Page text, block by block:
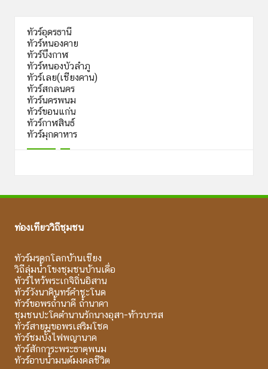
ทัวร์อุดรธานี
ทัวร์หนองคาย
ทัวร์บึงกาฬ
ทัวร์หนองบัวลำภู
ทัวร์เลย(เชียงคาน)
ทัวร์สกลนคร
ทัวร์นครพนม
ทัวร์ขอนแก่น
ทัวร์กาฬสินธ์
ทัวร์มุกดาหาร
ท่องเที่ยววิถีชุมชน
ทัวร์มรดกโลกบ้านเชียง
วิถีลุ่มน้ำโขงชุมชนบ้านเดื่อ
ทัวร์ไหว้พระเกจิถิ่นอิสาน
ทัวร์วังนาคินทร์คำชะโนด
ทัวร์ขอพรถ้ำนาคี ถ้ำนาคา
ชุมชนปะโคตำนานรักนางอุสา-ท้าวบารส
ทัวร์สายมูขอพรเสริมโชค
ทัวร์ชมบั้งไฟพญานาค
ทัวร์สักการะพระธาตุพนม
ทัวร์อาบน้ำมนต์มงคลชีวิต